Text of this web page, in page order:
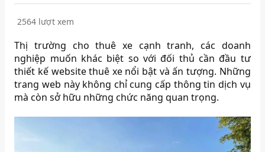
2564 lượt xem
Thị trường cho thuê xe cạnh tranh, các doanh
nghiệp muốn khác biệt so với đối thủ cần đầu tư
thiết kế website thuê xe nổi bật và ấn tượng. Những
trang web này không chỉ cung cấp thông tin dịch vụ
mà còn sở hữu những chức năng quan trọng.